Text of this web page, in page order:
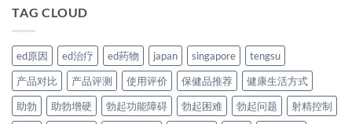
TAG CLOUD
ed原因 ed治疗 ed药物 japan singapore
tengsu
产品对比
产品评测 使用评价 保健品推荐
健康生活方式
助勃
助勃增硬 勃起功能障碍 勃起困难 勃起问题
射精控制